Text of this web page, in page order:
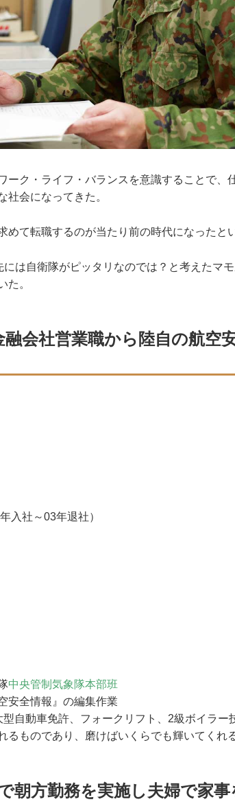
ーク・ライフ・バランスを意識することで、
社会になってきた。
て転職するのが当たり前の時代になったと
は自衛隊がピッタリなのでは？と考えたマ
た。
融会社営業職から陸自の航空
入社～03年退社）
中央管制気象隊本部班
安全情報』の編集作業
自動車免許、フォークリフト、2級ボイラー
るものであり、磨けばいくらでも輝いてくれ
朝方勤務を実施し夫婦で家事